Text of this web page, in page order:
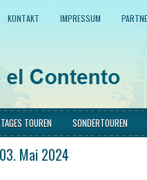
KONTAKT IMPRESSUM
TOUREN SONDERTOUREN
Mai 2024